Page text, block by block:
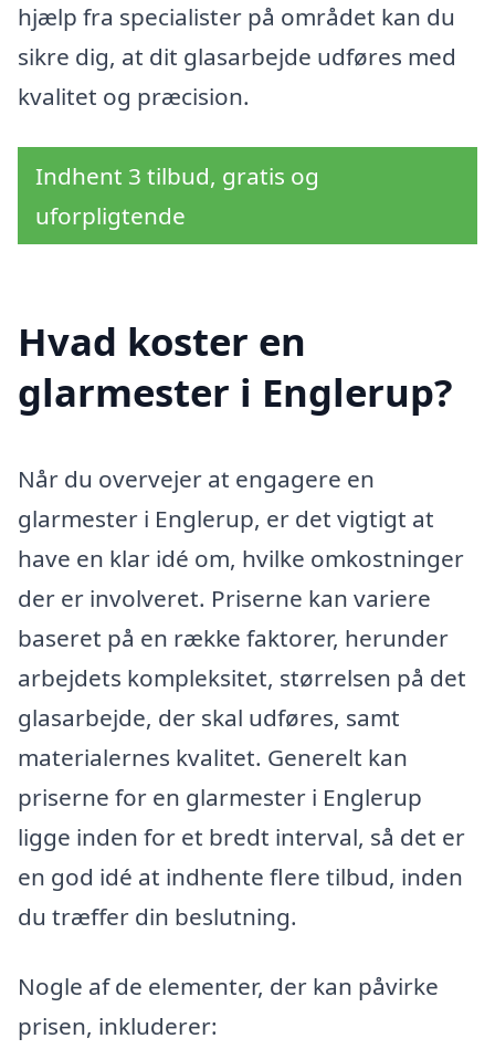
hjælp fra specialister på området kan du
sikre dig, at dit glasarbejde udføres med
kvalitet og præcision.
Indhent 3 tilbud, gratis og
uforpligtende
Hvad koster en
glarmester i Englerup?
Når du overvejer at engagere en
glarmester i Englerup, er det vigtigt at
have en klar idé om, hvilke omkostninger
der er involveret. Priserne kan variere
baseret på en række faktorer, herunder
arbejdets kompleksitet, størrelsen på det
glasarbejde, der skal udføres, samt
materialernes kvalitet. Generelt kan
priserne for en glarmester i Englerup
ligge inden for et bredt interval, så det er
en god idé at indhente flere tilbud, inden
du træffer din beslutning.
Nogle af de elementer, der kan påvirke
prisen, inkluderer: